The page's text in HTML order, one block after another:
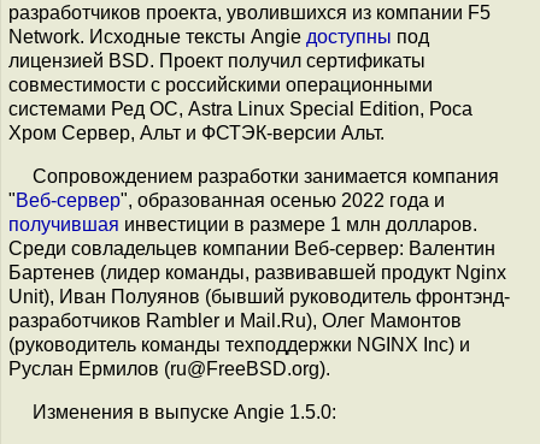
разработчиков проекта, уволившихся из компании F5
Network. Исходные тексты Angie доступны под
лицензией BSD. Проект получил сертификаты
совместимости с российскими операционными
системами Ред ОС, Astra Linux Special Edition, Роса
Хром Сервер, Альт и ФСТЭК-версии Альт.
Сопровождением разработки занимается компания
"Веб-сервер", образованная осенью 2022 года и
получившая инвестиции в размере 1 млн долларов.
Среди совладельцев компании Веб-сервер: Валентин
Бартенев (лидер команды, развивавшей продукт Nginx
Unit), Иван Полуянов (бывший руководитель фронтэнд-
разработчиков Rambler и Mail.Ru), Олег Мамонтов
(руководитель команды техподдержки NGINX Inc) и
Руслан Ермилов (ru@FreeBSD.org).
Изменения в выпуске Angie 1.5.0: